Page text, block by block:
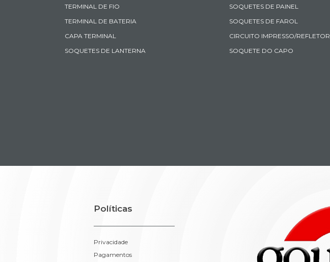
TERMINAL DE FIO
TERMINAL DE BATERIA
CAPA TERMINAL
SOQUETES DE LANTERNA
SOQUETES DE PAINEL
SOQUETES DE FAROL
CIRCUITO IMPRESSO/REFLETOR
SOQUETE DO CAPO
Políticas
Privacidade
Pagamentos